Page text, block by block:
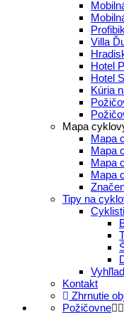
Villa
Hotel
Hotel
Kúria
Mapa
Mapa
Mapa
Mapa
Mapa
Tipy na
Kontakt
Zhrnutie
Požičovne